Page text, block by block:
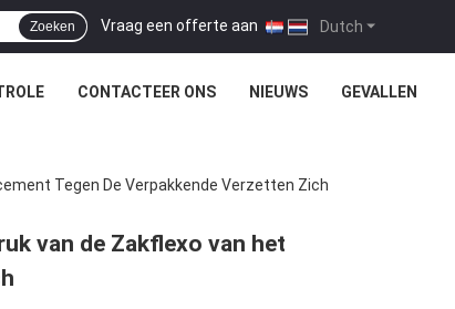
Dutch
Vraag een offerte aan |
Zoeken
CONTACTEER ONS NIEUWS GEVALLEN
Tegen De Verpakkende Verzetten Zich
van de Zakflexo van het